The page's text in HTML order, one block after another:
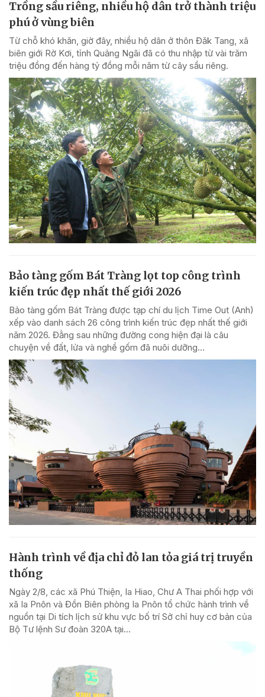
Trồng sầu riêng, nhiều hộ dân trở thành triệu
phú ở vùng biên
Từ chỗ khó khăn, giờ đây, nhiều hộ dân ở thôn Đăk Tang, xã
biên giới Rờ Kơi, tỉnh Quảng Ngãi đã có thu nhập từ vài trăm
triệu đồng đến hàng tỷ đồng mỗi năm từ cây sầu riêng.
Bảo tàng gốm Bát Tràng lọt top công trình
kiến trúc đẹp nhất thế giới 2026
Bảo tàng gốm Bát Tràng được tạp chí du lịch Time Out (Anh)
xếp vào danh sách 26 công trình kiến trúc đẹp nhất thế giới
năm 2026. Đằng sau những đường cong hiện đại là câu
chuyện về đất, lửa và nghề gốm đã nuôi dưỡng...
Hành trình về địa chỉ đỏ lan tỏa giá trị truyền
thống
Ngày 2/8, các xã Phú Thiện, Ia Hiao, Chư A Thai phối hợp với
xã Ia Pnôn và Đồn Biên phòng Ia Pnôn tổ chức hành trình về
nguồn tại Di tích lịch sử khu vực bố trí Sở chỉ huy cơ bản của
Bộ Tư lệnh Sư đoàn 320A tại...